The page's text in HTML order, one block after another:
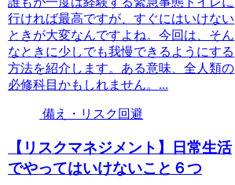
行ければ最高ですが、すぐにはいけない
ときが大変なんですよね。今回は、そん
なときに少しでも我慢できるようにする
方法を紹介します。ある意味、全人類の
必修科目かもしれません。...
備え・リスク回避
【リスクマネジメント】日常生活
でやってはいけないこと６つ